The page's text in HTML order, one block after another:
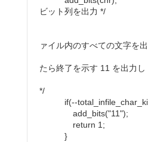
ビット列を出力 */
/*
ァイル内のすべての文字を出
たら終了を示す 11 を出力し
*/
if(--
add_bits("11");
return 1;
}